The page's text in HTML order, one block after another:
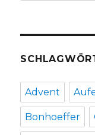
Advent
Bonhoeffer